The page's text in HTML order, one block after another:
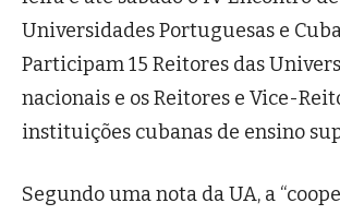
Universidades Portuguesas e
Participam 15 Reitores das
nacionais e os Reitores e Vice-
instituições cubanas de ensino
Segundo uma nota da UA, a